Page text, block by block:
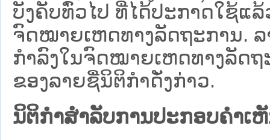
ບັງຄັບທົ່ວໄປ ທີ່ໄດ້ປະກາດໃຊ້ແ
ຈົດໝາຍເຫດທາງລັດຖະການ.
ກຳລົງໃນຈົດໝາຍເຫດທາງລັດ
ຂອງລາຍຊື່ນິຕິກໍາດັ່ງກ່າວ.
ນິຕິກຳສຳລັບການປະກອບຄຳເ